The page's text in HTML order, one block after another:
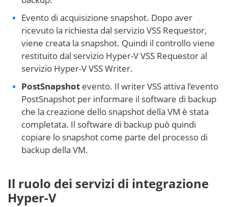
Evento di acquisizione snapshot. Dopo aver
ricevuto la richiesta dal servizio VSS Requestor,
viene creata la snapshot. Quindi il controllo viene
restituito dal servizio Hyper-V VSS Requestor al
servizio Hyper-V VSS Writer.
PostSnapshot evento. Il writer VSS attiva l’evento
PostSnapshot per informare il software di backup
che la creazione dello snapshot della VM è stata
completata. Il software di backup può quindi
copiare lo snapshot come parte del processo di
backup della VM.
Il ruolo dei servizi di integrazione
Hyper-V